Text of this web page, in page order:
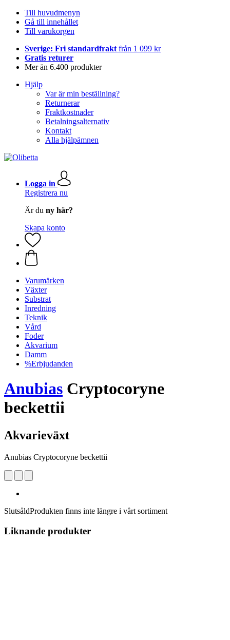
Till huvudmenyn
Gå till innehållet
Till varukorgen
Sverige: Fri standardfrakt från 1 099 kr
Gratis returer
Mer än 6.400 produkter
Hjälp
Var är min beställning?
Returnerar
Fraktkostnader
Betalningsalternativ
Kontakt
Alla hjälpämnen
Logga in
Registrera nu
Är du ny här?
Skapa konto
Varumärken
Växter
Substrat
Inredning
Teknik
Vård
Foder
Akvarium
Damm
%Erbjudanden
Anubias Cryptocoryne
beckettii
Akvarieväxt
Anubias Cryptocoryne beckettii
SlutsåldProdukten finns inte längre i vårt sortiment
Liknande produkter